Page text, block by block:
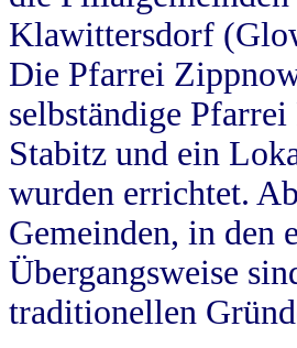
Klawittersdorf
Die Pfarrei
selbständige
Stabitz und ein
wurden errichtet.
Gemeinden, in den
Übergangsweise
traditionellen